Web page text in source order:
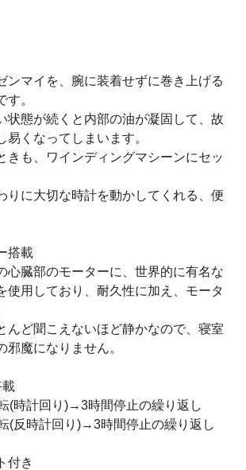
ンマイを、腕に装着せずに巻き上げる
す。
状態が続くと内部の油が凝固して、故
易くなってしまいます。
きも、ワインディングマシーンにセッ
りに大切な時計を動かしてくれる、便
搭載
心臓部のモーターに、世界的に有名な
使用しており、耐久性に加え、モータ
んど聞こえないほど静かなので、寝室
邪魔になりません。
(時計回り)→3時間停止の繰り返し
反時計回り)→3時間停止の繰り返し
付き